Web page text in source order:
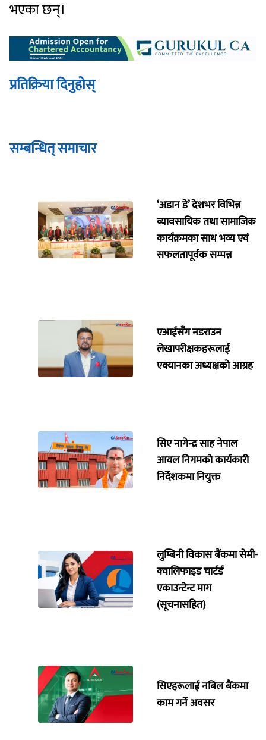
भएका छन्।
प्रतिक्रिया दिनुहोस्
सम्बन्धित् समाचार
‘अडान डे’ देशभर विभिन्न
व्यावसायिक तथा सामाजिक
कार्यक्रमका साथ भव्य एवं
सफलतापूर्वक सम्पन्न
एआईसँग नडराउन
लेखापरीक्षकहरूलाई
एक्यानका अध्यक्षको आग्रह
सिए नागेन्द्र साह नेपाल
आयल निगमको कार्यकारी
निर्देशकमा नियुक्त
लुम्बिनी विकास बैंकमा सेमी-
क्वालिफाइड चार्टर्ड
एकाउन्टेन्ट माग
(सूचनासहित)
सिएहरूलाई नबिल बैंकमा
काम गर्ने अवसर